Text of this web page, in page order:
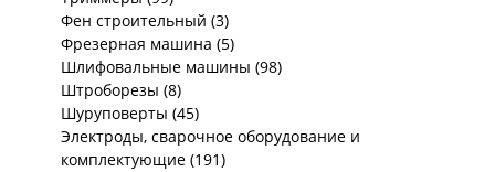
Фен строительный (3)
Фрезерная машина (5)
Шлифовальные машины (98)
Штроборезы (8)
Шуруповерты (45)
Электроды, сварочное оборудование и
комплектующие (191)